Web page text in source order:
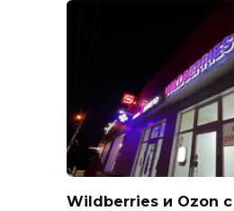
Wildberries и Ozon с